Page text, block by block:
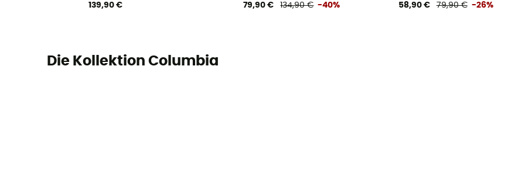
139,90 € 79,90 € 134,90 € -40% 58,90 € 79,90 € -26%
Die Kollektion Columbia